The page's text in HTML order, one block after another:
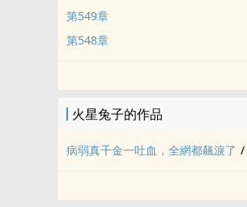
第549章
第548章
火星兔子的作品
病弱真千金一吐血，全網都飆淚了 /